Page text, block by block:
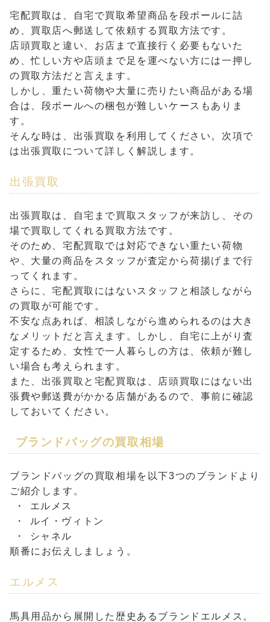
宅配買取は、自宅で買取希望商品を段ボールに詰
め、買取店へ郵送して依頼する買取方法です。
店頭買取と違い、お店まで直接行く必要もないた
め、忙しい方や店頭まで足を運べない方には一押し
の買取方法だと言えます。
しかし、重たい荷物や大量に売りたい商品がある場
合は、段ボールへの梱包が難しいケースもありま
す。
そんな時は、出張買取を利用してください。次項で
は出張買取について詳しく解説します。
出張買取
出張買取は、自宅まで買取スタッフが来訪し、その
場で買取してくれる買取方法です。
そのため、宅配買取では対応できない重たい荷物
や、大量の商品をスタッフが査定から荷揚げまで行
ってくれます。
さらに、宅配買取にはないスタッフと相談しながら
の買取が可能です。
不安な点あれば、相談しながら進められるのは大き
なメリットだと言えます。しかし、自宅に上がり査
定するため、女性で一人暮らしの方は、依頼が難し
い場合も考えられます。
また、出張買取と宅配買取は、店頭買取にはない出
張費や郵送費がかかる店舗があるので、事前に確認
しておいてください。
ブランドバッグの買取相場
ブランドバッグの買取相場を以下3つのブランドより
ご紹介します。
エルメス
ルイ・ヴィトン
シャネル
順番にお伝えしましょう。
エルメス
馬具用品から展開した歴史あるブランドエルメス。